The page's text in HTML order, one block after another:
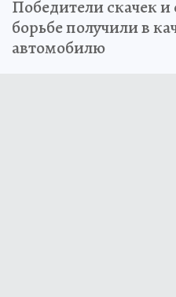
Победители скачек
борьбе получили в
автомобилю